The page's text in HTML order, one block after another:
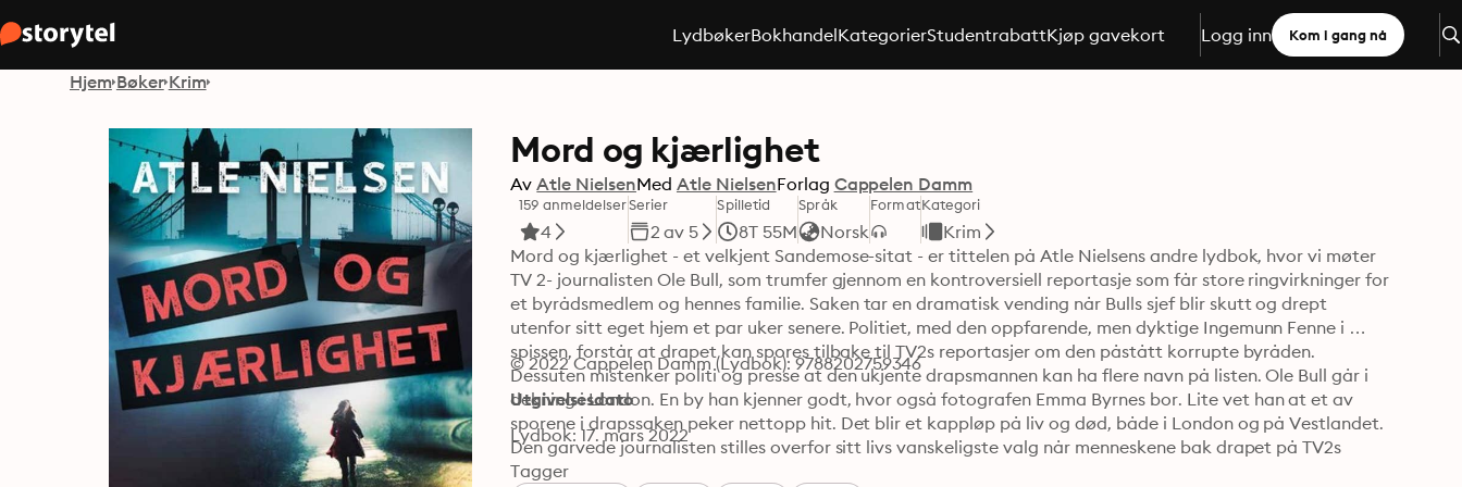
LydbøkerBokhandelKategorierStudentrabattKjøp gavekort Logg inn Kom i gang nå
Hjem Bøker Krim
Mord og kjærlighet
Av Atle NielsenMed Atle NielsenForlag Cappelen Damm
159 anmeldelser
4
Serier
2 av 5
Spilletid
8T 55M
Språk
Norsk
FormatKategori
Krim
Mord og kjærlighet - et velkjent Sandemose-sitat - er tittelen på Atle Nielsens andre lydbok, hvor vi møter
TV 2- journalisten Ole Bull, som trumfer gjennom en kontroversiell reportasje som får store ringvirkninger for
et byrådsmedlem og hennes familie. Saken tar en dramatisk vending når Bulls sjef blir skutt og drept
utenfor sitt eget hjem et par uker senere. Politiet, med den oppfarende, men dyktige Ingemunn Fenne i
spissen, forstår at drapet kan spores tilbake til TV2s reportasjer om den påstått korrupte byråden.
Dessuten mistenker politi og presse at den ukjente drapsmannen kan ha flere navn på listen. Ole Bull går i
dekning i London. En by han kjenner godt, hvor også fotografen Emma Byrnes bor. Lite vet han at et av
sporene i drapssaken peker nettopp hit. Det blir et kappløp på liv og død, både i London og på Vestlandet.
Den garvede journalisten stilles overfor sitt livs vanskeligste valg når menneskene bak drapet på TV2s
nyhetssjef nærmer seg sitt neste offer. Mord og kjærlighet er en mørk thriller om farlig nysgjerrighet og
© 2022 Cappelen Damm (Lydbok): 9788202759346
Utgivelsesdato
Lydbok: 17. mars 2022
Tagger